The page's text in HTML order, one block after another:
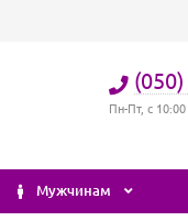
Пн-Пт, с
Мужчинам